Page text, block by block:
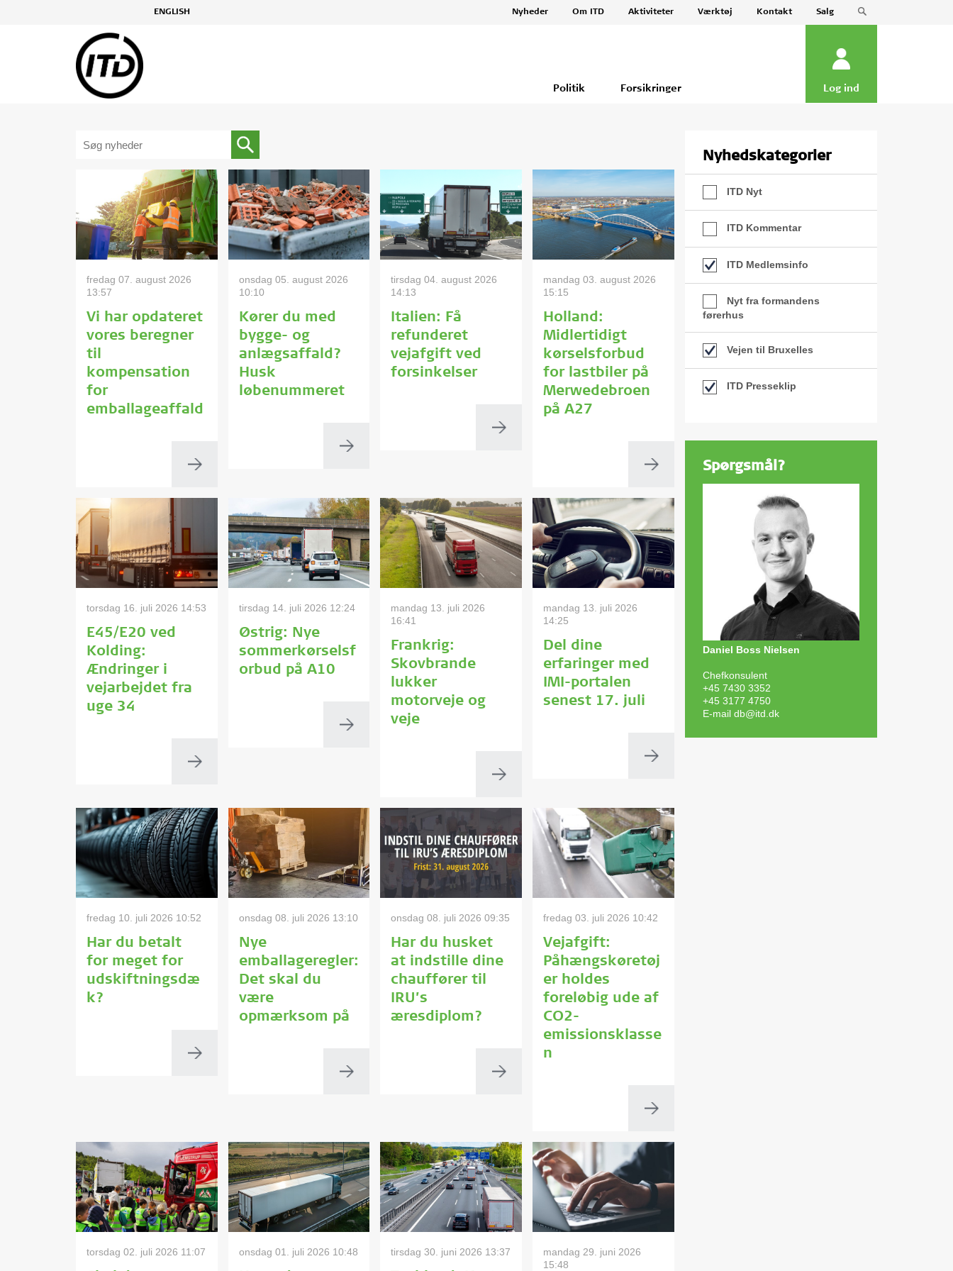
ENGLISH Nyheder Om ITD Aktiviteter Værktøj Kontakt Salg
Politik Forsikringer Log ind
fredag 07. august 2026
13:57
Vi har opdateret
vores beregner
til
kompensation
for
emballageaffald
onsdag 05. august 2026
10:10
Kører du med
bygge- og
anlægsaffald?
Husk
løbenummeret
tirsdag 04. august 2026
14:13
Italien: Få
refunderet
vejafgift ved
forsinkelser
mandag 03. august 2026
15:15
Holland:
Midlertidigt
kørselsforbud
for lastbiler på
Merwedebroen
på A27
torsdag 16. juli 2026 14:53
E45/E20 ved
Kolding:
Ændringer i
vejarbejdet fra
uge 34
tirsdag 14. juli 2026 12:24
Østrig: Nye
sommerkørselsf
orbud på A10
mandag 13. juli 2026
16:41
Frankrig:
Skovbrande
lukker
motorveje og
veje
mandag 13. juli 2026
14:25
Del dine
erfaringer med
IMI-portalen
senest 17. juli
fredag 10. juli 2026 10:52
Har du betalt
for meget for
udskiftningsdæ
k?
onsdag 08. juli 2026 13:10
Nye
emballageregler:
Det skal du
være
opmærksom på
onsdag 08. juli 2026 09:35
Har du husket
at indstille dine
chauffører til
IRU’s
æresdiplom?
fredag 03. juli 2026 10:42
Vejafgift:
Påhængskøretøj
er holdes
foreløbig ude af
CO2-
emissionsklasse
n
torsdag 02. juli 2026 11:07 onsdag 01. juli 2026 10:48 tirsdag 30. juni 2026 13:37
mandag 29. juni 2026
15:48
Nyhedskategorier
ITD Nyt
ITD Kommentar
ITD Medlemsinfo
Nyt fra formandens
førerhus
Vejen til Bruxelles
ITD Presseklip
Spørgsmål?
Daniel Boss Nielsen
Chefkonsulent
+45 7430 3352
+45 3177 4750
E-mail db@itd.dk